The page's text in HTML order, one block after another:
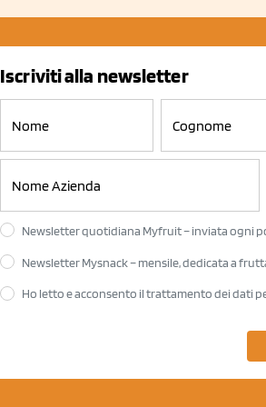
Iscriviti alla newsletter
Newsletter quotidiana Myfruit – inviata ogni
Newsletter Mysnack – mensile, dedicata a
Ho letto e acconsento il trattamento dei dati